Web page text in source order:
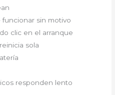
sin motivo
clic en el arranque
sola
responden lento